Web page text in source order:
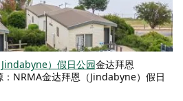
）假日公园金达拜恩
：NRMA金达拜恩（Jindabyne）假日